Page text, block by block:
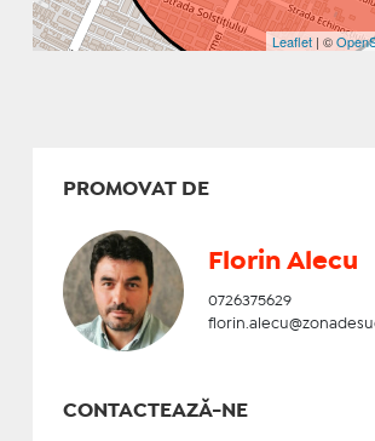
Leaflet | ©
PROMOVAT DE
Florin Alecu
0726375629
CONTACTEAZĂ-NE